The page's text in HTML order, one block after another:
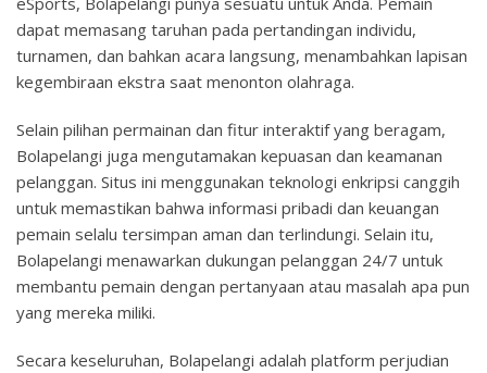
dapat memasang taruhan pada pertandingan individu,
turnamen, dan bahkan acara langsung, menambahkan lapisan
kegembiraan ekstra saat menonton olahraga.
Selain pilihan permainan dan fitur interaktif yang beragam,
Bolapelangi juga mengutamakan kepuasan dan keamanan
pelanggan. Situs ini menggunakan teknologi enkripsi canggih
untuk memastikan bahwa informasi pribadi dan keuangan
pemain selalu tersimpan aman dan terlindungi. Selain itu,
Bolapelangi menawarkan dukungan pelanggan 24/7 untuk
membantu pemain dengan pertanyaan atau masalah apa pun
yang mereka miliki.
Secara keseluruhan, Bolapelangi adalah platform perjudian